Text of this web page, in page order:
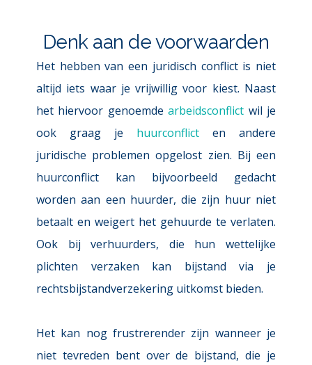
Denk aan de voorwaarden
Het hebben van een juridisch conflict is niet
altijd iets waar je vrijwillig voor kiest. Naast
het hiervoor genoemde arbeidsconflict wil je
ook graag je huurconflict en andere
juridische problemen opgelost zien. Bij een
huurconflict kan bijvoorbeeld gedacht
worden aan een huurder, die zijn huur niet
betaalt en weigert het gehuurde te verlaten.
Ook bij verhuurders, die hun wettelijke
plichten verzaken kan bijstand via je
rechtsbijstandverzekering uitkomst bieden.
Het kan nog frustrerender zijn wanneer je
niet tevreden bent over de bijstand, die je